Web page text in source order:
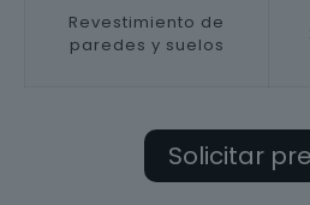
Revestimiento de
paredes y suelos
Solicitar